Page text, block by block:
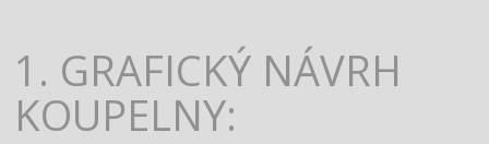
1. GRAFICKÝ NÁVRH
KOUPELNY: